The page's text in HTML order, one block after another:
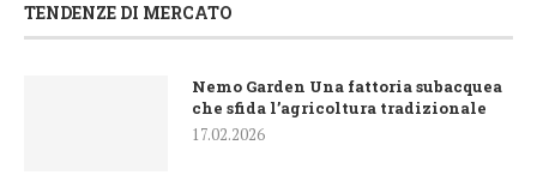
TENDENZE DI MERCATO
Nemo Garden Una fattoria subacquea
che sfida l’agricoltura tradizionale
17.02.2026